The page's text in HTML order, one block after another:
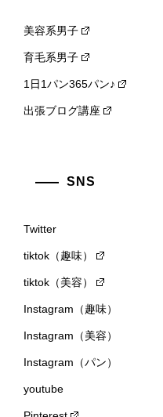
美容系男子
育毛系男子
1日1パン365パン♪
出張ブログ講座
SNS
Twitter
tiktok（趣味）
tiktok（美容）
Instagram（趣味）
Instagram（美容）
Instagram（パン）
youtube